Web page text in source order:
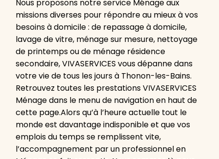
Nous proposons notre service Ménage aux
missions diverses pour répondre au mieux à vos
besoins à domicile : de repassage à domicile,
lavage de vitre, ménage sur mesure, nettoyage
de printemps ou de ménage résidence
secondaire, VIVASERVICES vous dépanne dans
votre vie de tous les jours à Thonon-les-Bains.
Retrouvez toutes les prestations VIVASERVICES
Ménage dans le menu de navigation en haut de
cette page.Alors qu’à l’heure actuelle tout le
monde est davantage indisponible et que vos
emplois du temps se remplissent vite,
l’accompagnement par un professionnel en